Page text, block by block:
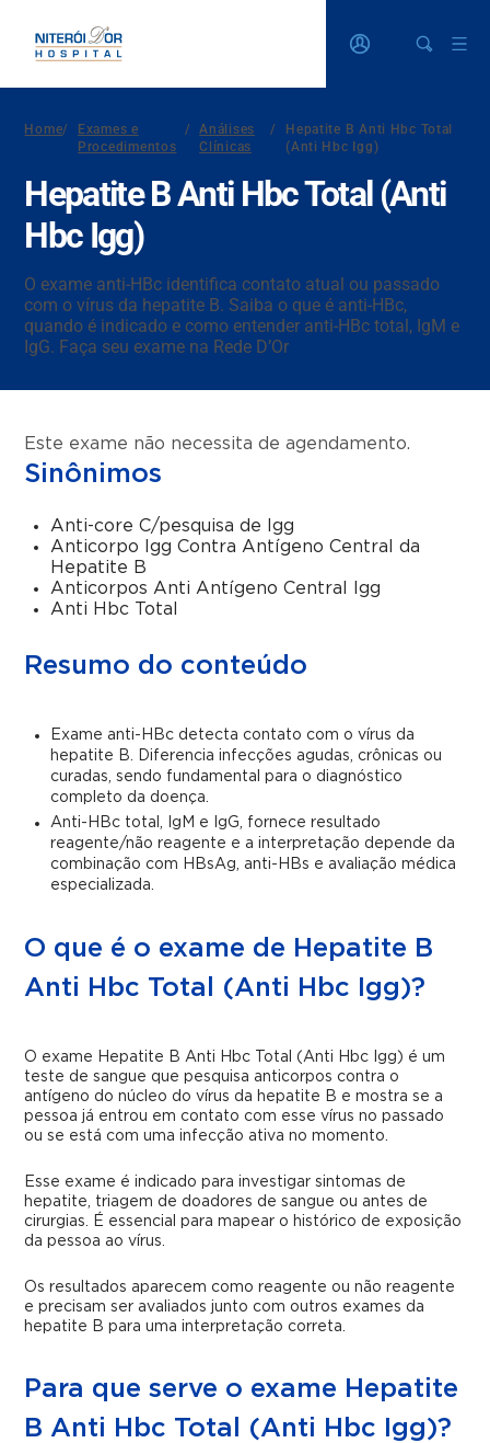
Home/
Exames e
Procedimentos
/
Análises
Clínicas
/
Hepatite B Anti Hbc Total
(Anti Hbc Igg)
Hepatite B Anti Hbc Total (Anti
Hbc Igg)
O exame anti-HBc identifica contato atual ou passado
com o vírus da hepatite B. Saiba o que é anti-HBc,
quando é indicado e como entender anti-HBc total, IgM e
IgG. Faça seu exame na Rede D’Or
Este exame não necessita de agendamento.
Sinônimos
Anti-core C/pesquisa de Igg
Anticorpo Igg Contra Antígeno Central da
Hepatite B
Anticorpos Anti Antígeno Central Igg
Anti Hbc Total
Resumo do conteúdo
Exame anti-HBc detecta contato com o vírus da
hepatite B. Diferencia infecções agudas, crônicas ou
curadas, sendo fundamental para o diagnóstico
completo da doença.
Anti-HBc total, IgM e IgG, fornece resultado
reagente/não reagente e a interpretação depende da
combinação com HBsAg, anti-HBs e avaliação médica
especializada.
O que é o exame de Hepatite B
Anti Hbc Total (Anti Hbc Igg)?
O exame Hepatite B Anti Hbc Total (Anti Hbc Igg) é um
teste de sangue que pesquisa anticorpos contra o
antígeno do núcleo do vírus da hepatite B e mostra se a
pessoa já entrou em contato com esse vírus no passado
ou se está com uma infecção ativa no momento.
Esse exame é indicado para investigar sintomas de
hepatite, triagem de doadores de sangue ou antes de
cirurgias. É essencial para mapear o histórico de exposição
da pessoa ao vírus.
Os resultados aparecem como reagente ou não reagente
e precisam ser avaliados junto com outros exames da
hepatite B para uma interpretação correta.
Para que serve o exame Hepatite
B Anti Hbc Total (Anti Hbc Igg)?